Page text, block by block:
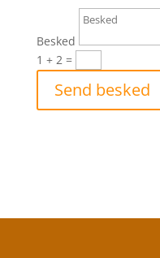
Besked
1 + 2=
Send besked